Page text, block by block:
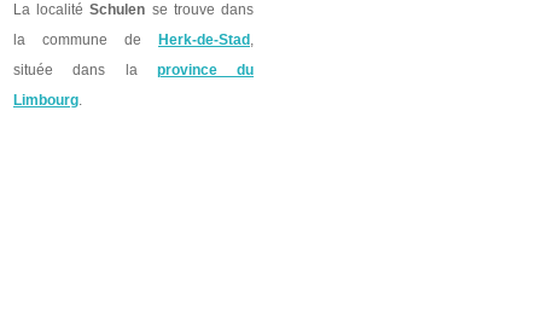
La localitéSchulen se trouve dans
la commune de
Herk-de-Stad ,
située dans la province du
Limbourg.